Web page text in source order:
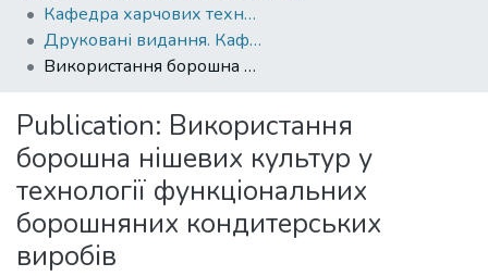
&
Collections
All of DSpace
Statistics
Кафедра харчових технологій
Друковані видання. Кафедра харчових технологій
Використання борошна нішевих культур у технології функціональних борошняних кондитерських виробів
Publication: Використання
борошна нішевих культур у
технології функціональних
борошняних кондитерських
виробів